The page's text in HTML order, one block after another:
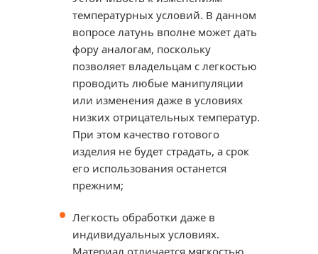
температурных условий. В данном
вопросе латунь вполне может дать
фору аналогам, поскольку
позволяет владельцам с легкостью
проводить любые манипуляции
или изменения даже в условиях
низких отрицательных температур.
При этом качество готового
изделия не будет страдать, а срок
его использования останется
прежним;
Легкость обработки даже в
индивидуальных условиях.
Материал отличается мягкостью,